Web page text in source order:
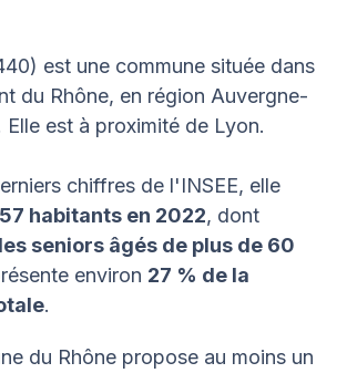
est une commune située dans
du Rhône, en région Auvergne-
Elle est à proximité de Lyon.
chiffres de l'INSEE, elle
habitants en 2022, dont
seniors âgés de plus de 60
environ 27 % de la
.
du Rhône propose au moins un